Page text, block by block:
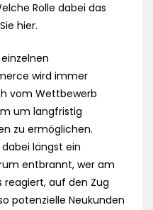
Rolle dabei das
hier.
wird immer
vom Wettbewerb
um langfristig
zu ermöglichen.
längst ein
entbrannt, wer am
auf den Zug
potenzielle Neukunden